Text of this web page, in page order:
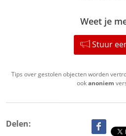
Weet je
Stuur
Tips over gestolen objecten worden
ookanoniem
Delen: